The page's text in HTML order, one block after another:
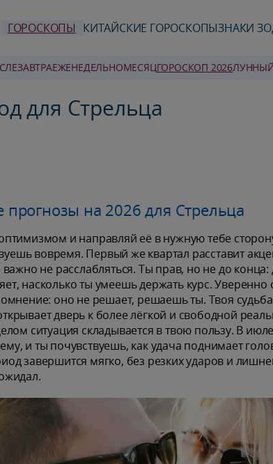
ГОРОСКОПЫ КИТАЙСКИЕ ГОРОСКОПЫЗНАКИ
ЕЖЕНЕДЕЛЬНОMЕСЯЦГОРОСКОП 2026
для Стрельца
прогнозы на 2026 для Стрельца
и направляй её в нужную тебе
вовремя. Первый же квартал расставит
не расслабляться. Ты прав, но не до конца:
насколько ты умеешь держать курс. Уверенно
оно не решает, решаешь ты. Твоя
дверь к более лёгкой и свободной
ситуация складывается в твою пользу. В
и ты почувствуешь, как удача поднимает
завершится мягко, без резких ударов и